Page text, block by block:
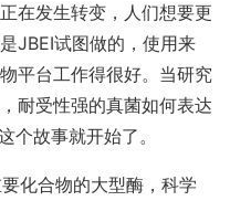
在发生转变，人们想要更
JBEI试图做的，使用来
平台工作得很好。当研究
耐受性强的真菌如何表达
个故事就开始了。
化合物的大型酶，科学